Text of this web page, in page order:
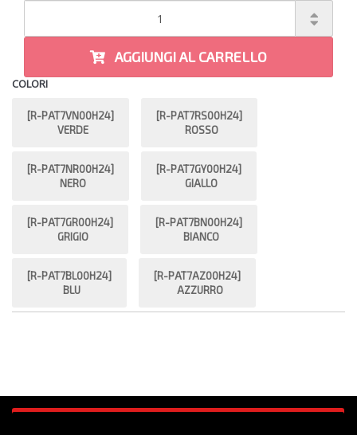
AGGIUNGI AL CARRELLO
COLORI
[R-PAT7VN00H24]
VERDE
[R-PAT7RS00H24]
ROSSO
[R-PAT7NR00H24]
NERO
[R-PAT7GY00H24]
GIALLO
[R-PAT7GR00H24]
GRIGIO
[R-PAT7BN00H24]
BIANCO
[R-PAT7BL00H24]
BLU
[R-PAT7AZ00H24]
AZZURRO